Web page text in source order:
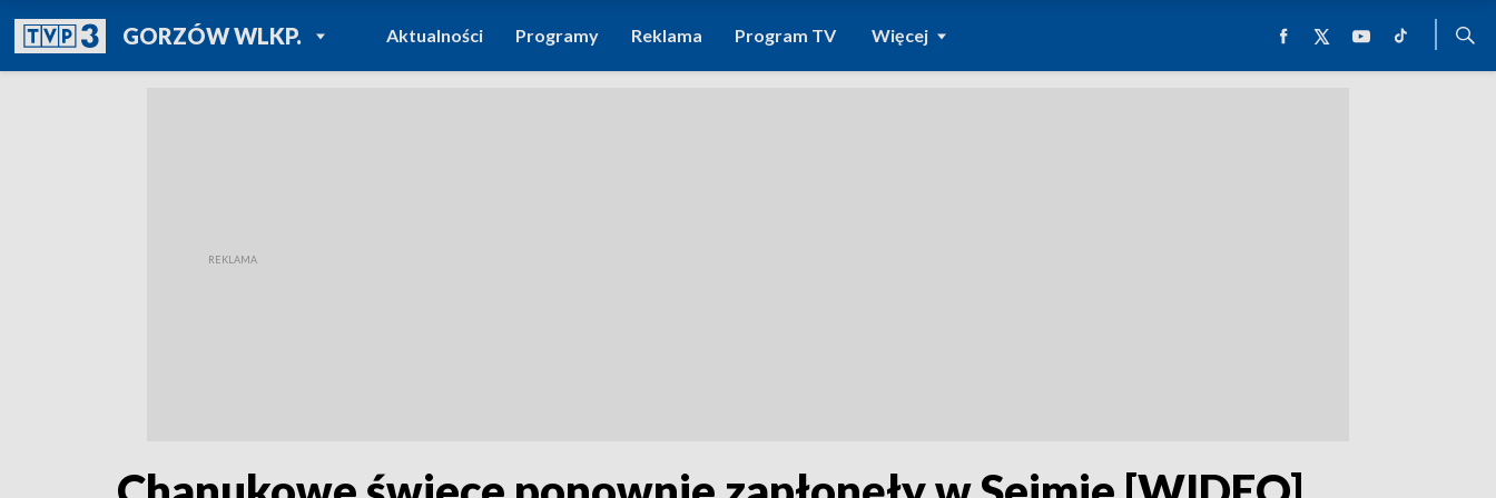
GORZÓW WLKP.POWRÓT DO
TVP REGIONY
Aktualności Programy Reklama Program TV Więcej